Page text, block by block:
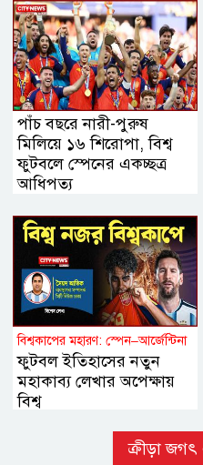
পাঁচ বছরে নারী-পুরুষ
মিলিয়ে ১৬ শিরোপা, বিশ্ব
ফুটবলে স্পেনের একচ্ছত্র
আধিপত্য
বিশ্বকাপের মহারণ: স্পেন–আর্জেন্টিনা
ফুটবল ইতিহাসের নতুন
মহাকাব্য লেখার অপেক্ষায়
বিশ্ব
ক্রীড়া